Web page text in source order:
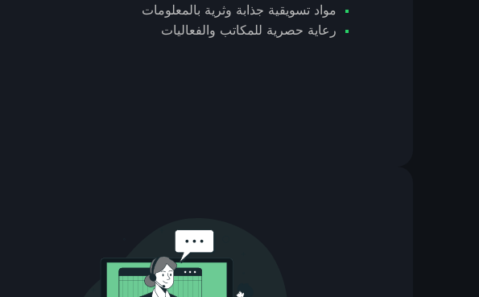
مواد تسويقية جذابة وثرية بالمعلومات
رعاية حصرية للمكاتب والفعاليات